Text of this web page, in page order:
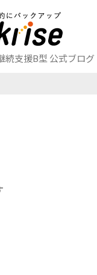
続支援B型 公式ブログ